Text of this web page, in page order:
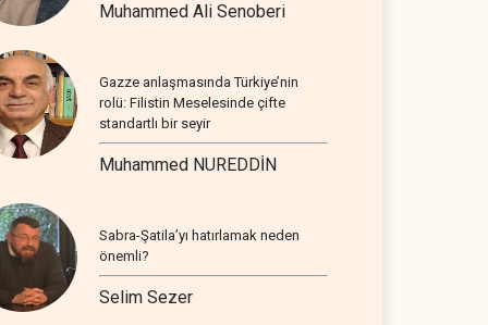
Muhammed Ali Senoberi
Gazze anlaşmasında Türkiye’nin
rolü: Filistin Meselesinde çifte
standartlı bir seyir
Muhammed NUREDDİN
Sabra-Şatila’yı hatırlamak neden
önemli?
Selim Sezer